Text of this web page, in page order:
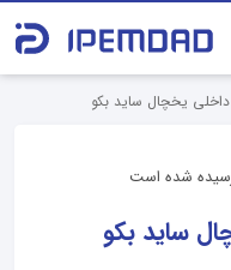
داخلی یخچال ساید بکو
شده است
ساید بکو